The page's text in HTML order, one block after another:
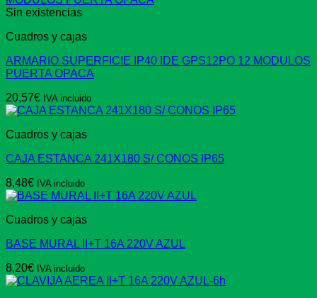
Sin existencias
Cuadros y cajas
ARMARIO SUPERFICIE IP40 IDE GPS12PO 12 MODULOS
PUERTA OPACA
20,57€ IVA incluido
Cuadros y cajas
CAJA ESTANCA 241X180 S/ CONOS IP65
8,48€ IVA incluido
Cuadros y cajas
BASE MURAL II+T 16A 220V AZUL
8,20€ IVA incluido